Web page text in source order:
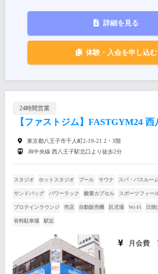
詳細を見る
体験・入会を申し込む
24時間営業
【ファストジム】FASTGYM24 西
東京都八王子市千人町2-19-21 2・3階
JR中央線 西八王子駅北口より徒歩2分
スタジオ ホットスタジオ プール サウナ スパ・バスルーム
サンドバッグ パワーラック 酸素カプセル スポーツフィー
プロテインラウンジ 売店 自動販売機 託児場 Wi-Fi 日焼
有料駐車場 駅近
月会費